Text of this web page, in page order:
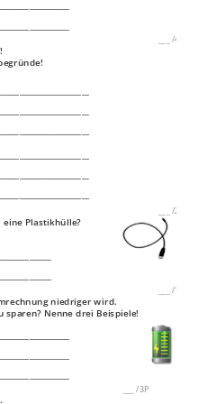
/4P
/2P
Plastikhülle?
/1P
niedriger wird.
Nenne drei Beispiele!
/3P